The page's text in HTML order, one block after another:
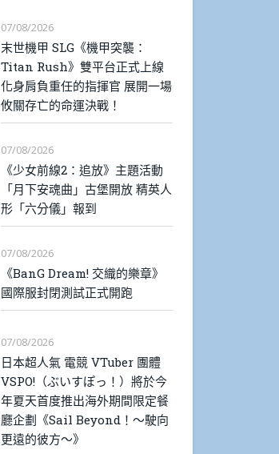
07/08/2026
末世機甲 SLG《機甲突襲：
Titan Rush》雙平台正式上線
化身肩負重任的指揮官 展開一場
攸關存亡的命運決戰！
07/08/2026
《少女前線2：追放》主題活動
「月下安魂曲」古堡開放 精英人
形「六分儀」報到
07/08/2026
《BanG Dream! 交織的樂章》
國際服封閉測試正式開跑
07/08/2026
日本超人氣 電競 VTuber 團體
VSPO!（ぶいすぽっ！）將於今
年夏天首度推出海外期間限定餐
廳企劃《Sail Beyond！～駛向
更遠的彼方～》